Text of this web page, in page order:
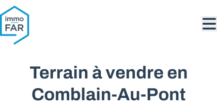
Aller au contenu principal
Terrain à vendre en
Comblain-Au-Pont